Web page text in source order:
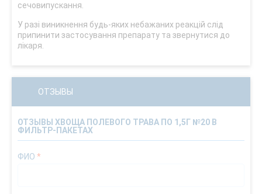
сечовипускання.
У разі виникнення будь-яких небажаних реакцій слід
припинити застосування препарату та звернутися до
лікаря.
ОТЗЫВЫ
ОТЗЫВЫ ХВОЩА ПОЛЕВОГО ТРАВА ПО 1,5Г №20 В
ФИЛЬТР-ПАКЕТАХ
ФИО *